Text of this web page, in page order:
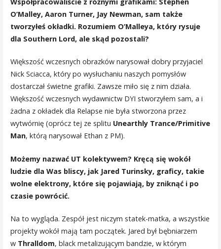
O’Malley, Aaron Turner, Jay Newman, sam także
tworzyłeś okładki. Rozumiem O’Malleya, który rysuje
dla Southern Lord, ale skąd pozostali?
Większość wczesnych obrazków narysował dobry przyjaciel
Nick Sciacca, który po wysłuchaniu naszych pomysłów
dostarczał świetne grafiki. Zawsze miło się z nim działa.
Większość wczesnych wydawnictw DYI stworzyłem sam, a i
żadna z okładek dla Relapse nie była stworzona przez
wytwórnię (oprócz tej ze splitu Unearthly Trance/Primitive
Man, którą narysował Ethan z PM).
Możemy nazwać UT kolektywem? Kręcą się wokół
ludzie dla Was bliscy, jak Jared Turinsky, graficy, takie
wolne elektrony, które się pojawiają, by zniknąć i po
czasie powrócić.
Na to wygląda. Zespół jest niczym statek-matka, a wszystkie
projekty wokół mają tam początek. Jared był bębniarzem
w Thralldom, black metalizującym bandzie, w którym